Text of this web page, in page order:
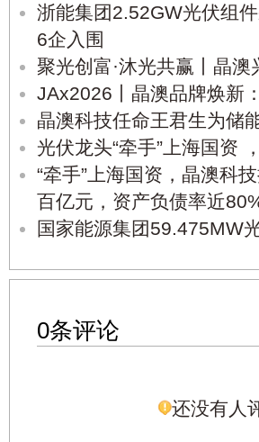
浙能集团2.52GW光伏组
6企入围
聚光创富·沐光共赢丨晶澳
JAx2026丨晶澳品牌焕新
晶澳科技任命王君生为储
光伏龙头“牵手”上海国资
“牵手”上海国资，晶澳科
百亿元，资产负债率近
国家能源集团59.475MW
0条评论
还没有人